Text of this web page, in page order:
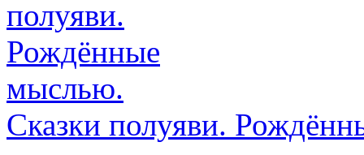
Сказки полуяви.